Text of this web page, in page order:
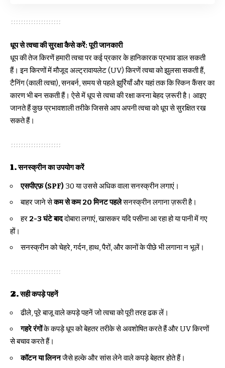
धूप से त्वचा की सुरक्षा कैसे करें: पूरी जानकारी
धूप की तेज किरणें हमारी त्वचा पर कई प्रकार के हानिकारक प्रभाव डाल सकती
हैं। इन किरणों में मौजूद अल्ट्रावायलेट (UV) किरणें त्वचा को झुलसा सकती हैं,
टैनिंग (काली त्वचा), सनबर्न, समय से पहले झुर्रियाँ और यहां तक कि स्किन कैंसर का
कारण भी बन सकती हैं। ऐसे में धूप से त्वचा की रक्षा करना बेहद ज़रूरी है। आइए
जानते हैं कुछ प्रभावशाली तरीके जिससे आप अपनी त्वचा को धूप से सुरक्षित रख
सकते हैं।
1.सनस्क्रीन का उपयोग करें
एसपीएफ़ (SPF) 30 या उससे अधिक वाला सनस्क्रीन लगाएं।
बाहर जाने सेकम से कम 20 मिनट पहलेसनस्क्रीन लगाना ज़रूरी है।
हर 2-3 घंटे बाददोबारा लगाएं, खासकर यदि पसीना आ रहा हो या पानी में गए
हों।
सनस्क्रीन को चेहरे, गर्दन, हाथ, पैरों, और कानों के पीछे भी लगाना न भूलें।
2.सही कपड़े पहनें
ढीले, पूरे बाजू वाले कपड़े पहनें जो त्वचा को पूरी तरह ढक लें।
गहरे रंगोंके कपड़े धूप को बेहतर तरीके से अवशोषित करते हैं और UV किरणों
से बचाव करते हैं।
कॉटन या लिननजैसे हल्के और सांस लेने वाले कपड़े बेहतर होते हैं।